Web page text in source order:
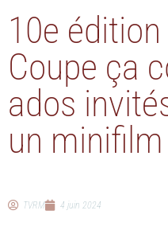
10e
Coupe ça
ados
un minifilm
TVRM 4 juin 2024